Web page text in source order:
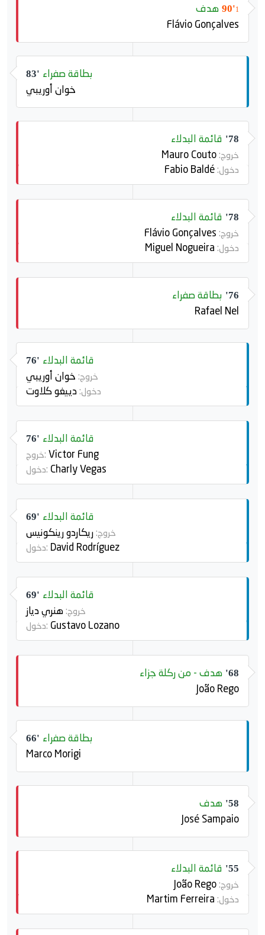
90'1
هدف
Flávio Gonçalves
83' بطاقة صفراء
خوان أوريبي
78' قائمة البدلاء
خروج:
دخول:
78' قائمة البدلاء
خروج:
دخول:
76'
بطاقة صفراء
Rafael Nel
76' قائمة البدلاء
خروج: خوان أوريبي
دخول:دييغو كلاوت
76' قائمة البدلاء
خروج: Victor Fung
دخول: Charly Vegas
69' قائمة البدلاء
خروج:ريكاردو رينكونيس
دخول: David Rodríguez
69' قائمة البدلاء
خروج:هنري دياز
دخول: Gustavo Lozano
68' هدف - من ركلة جزاء
João Rego
66' بطاقة صفراء
Marco Morigi
58' هدف
José Sampaio
55' قائمة البدلاء
خروج:
دخول: